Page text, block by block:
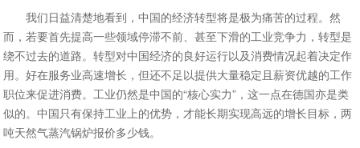
我们日益清楚地看到，中国的经济转型将是极为痛苦的过程。然
而，若要首先提高一些领域停滞不前、甚至下滑的工业竞争力，转型是
绕不过去的道路。转型对中国经济的良好运行以及消费情况起着决定作
用。好在服务业高速增长，但还不足以提供大量稳定且薪资优越的工作
职位来促进消费。工业仍然是中国的“核心实力”，这一点在德国亦是类
似的。中国只有保持工业上的优势，才能长期实现高远的增长目标，两
吨天然气蒸汽锅炉报价多少钱。